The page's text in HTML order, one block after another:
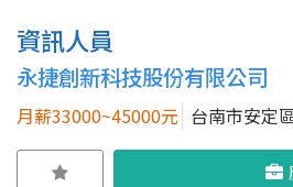
資訊人員
永捷創新科技股份有限公司
月薪33000~45000元 台南市安定